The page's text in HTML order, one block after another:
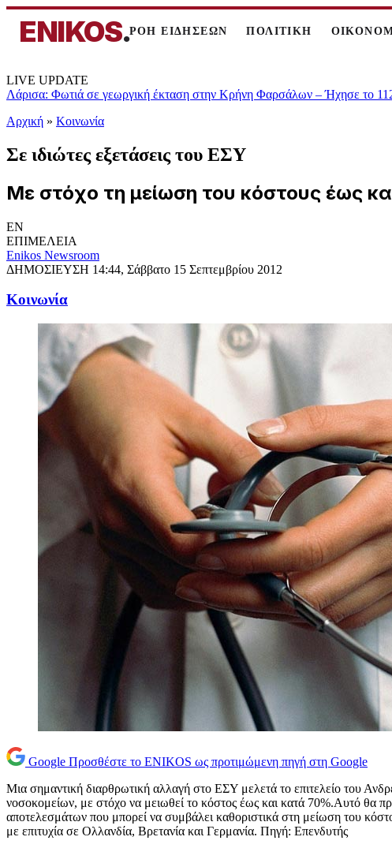
ENIKOS.ΡΟΗ ΕΙΔΗΣΕΩΝ ΠΟΛΙΤΙΚΗ
LIVE UPDATE
Λάρισα: Φωτιά σε γεωργική έκταση στην Κρήνη Φαρσάλων – Ήχησε το 112
Αρχική » Κοινωνία
Σε ιδιώτες εξετάσεις του ΕΣΥ
Με στόχο τη μείωση του κόστους έως
EN
ΕΠΙΜΕΛΕΙΑ
Enikos Newsroom
ΔΗΜΟΣΙΕΥΣΗ 14:44, Σάββατο 15 Σεπτεμβρίου 2012
Κοινωνία
Google Προσθέστε το ENIKOS ως προτιμώμενη πηγή στη Google
Μια σημαντική διαρθρωτική αλλαγή στο ΕΣΥ μελετά το επιτελείο του
νοσοκομείων, με στόχο να μειωθεί το κόστος έως και κατά 70%.Αυτό θα
αποτελεσμάτων που μπορεί να συμβάλει καθοριστικά στη μείωση του
με επιτυχία σε Ολλανδία, Βρετανία και Γερμανία. Πηγή: Επενδυτής